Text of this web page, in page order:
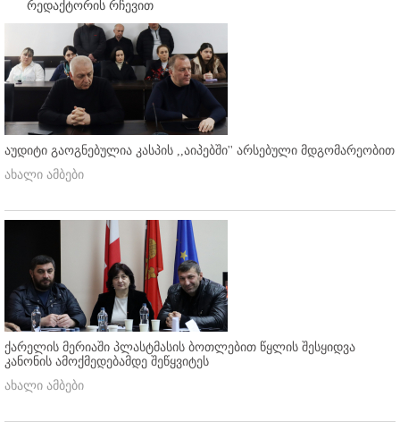
რედაქტორის რჩევით
აუდიტი გაოგნებულია კასპის ,,აიპებში'' არსებული მდგომარეობით
ახალი ამბები
ქარელის მერიაში პლასტმასის ბოთლებით წყლის შესყიდვა
კანონის ამოქმედებამდე შეწყვიტეს
ახალი ამბები